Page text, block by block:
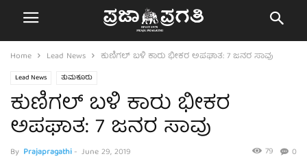
Home Lead News ಕುಣಿಗಲ್ ಬಳಿ ಕಾರು ಭೀಕರ ಅಪಘಾತ: 7 ಜನರ ಸಾವು
Lead News ತುಮಕೂರು
ಕುಣಿಗಲ್ ಬಳಿ ಕಾರು ಭೀಕರ
ಅಪಘಾತ: 7 ಜನರ ಸಾವು
By Prajapragathi- June 29, 2019 0
79